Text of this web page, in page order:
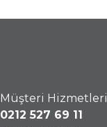
Müşteri Hizmetleri
0212 527 69 11